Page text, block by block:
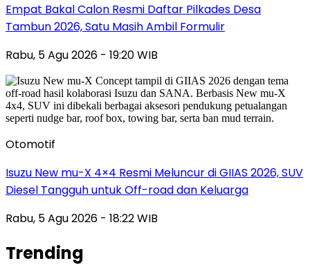
Empat Bakal Calon Resmi Daftar Pilkades Desa
Tambun 2026, Satu Masih Ambil Formulir
Rabu, 5 Agu 2026 - 19:20 WIB
Otomotif
Isuzu New mu-X 4×4 Resmi Meluncur di GIIAS 2026, SUV
Diesel Tangguh untuk Off-road dan Keluarga
Rabu, 5 Agu 2026 - 18:22 WIB
Trending